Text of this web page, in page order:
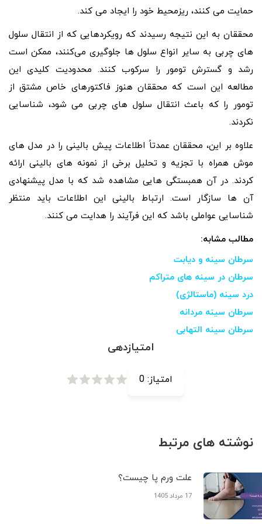
حمایت می‌ کنند، ریزمحیط خود را ایجاد می ‌کند.
محققان به این نتیجه رسیدند که رویکردهایی که از انتقال سلول‌
های چربی به سایر انواع سلول ‌ها جلوگیری می‌کنند، ممکن است
رشد و گسترش تومور را سرکوب کنند. محدودیت کلیدی این
مطالعه این است که محققان هنوز فاکتورهای خاص مشتق از
تومور را که باعث انتقال سلول های چربی می شود، شناسایی
نکردند.
علاوه بر این، محققان عمدتاً اطلاعات پیش بالینی را در مدل‌ های
موش همراه با تجزیه و تحلیل برخی از نمونه ‌های بالینی ارائه
کردند. در آن همبستگی‌ هایی مشاهده شد که با مدل پیشنهادی
آن ها سازگار است. ارتباط بالینی این اطلاعات باید منتظر
شناسایی عواملی باشد که این فرآیند را هدایت می ‌کنند.
مطالب مشابه:
سرطان سینه و دیابت
سرطان در سینه های متراکم
درد سینه (ماستالژی)
سرطان سینه مردانه
سرطان سینه التهابی
امتیازدهی
امتیاز: 0
نوشته های مرتبط
علت ورم پا چیست؟
17 مرداد 1405